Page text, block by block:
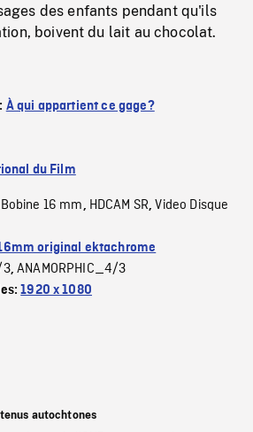
des enfants pendant qu'ils
boivent du lait au chocolat.
À qui appartient ce gage?
du Film
Bobine 16 mm, HDCAM SR,Video Disque
original ektachrome
,ANAMORPHIC_4/3
1920 x 1080
autochtones